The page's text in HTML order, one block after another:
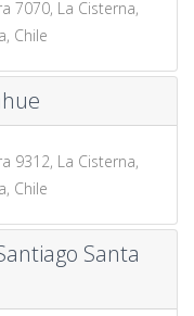
7070, La Cisterna,
Chile
9312, La Cisterna,
Chile
Santa